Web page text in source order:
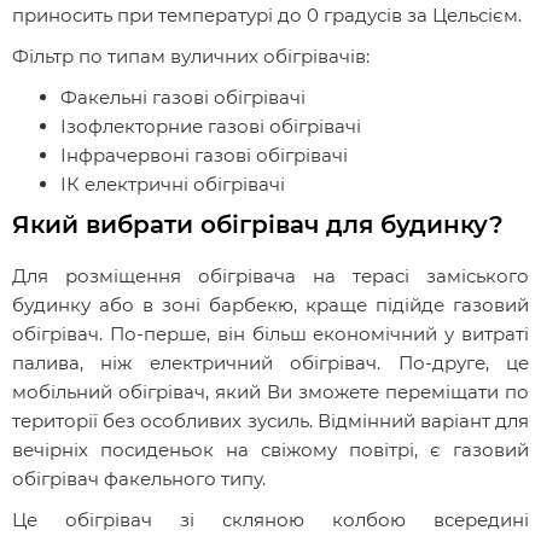
приносить при температурі до 0 градусів за Цельсієм.
Фільтр по типам вуличних обігрівачів:
Факельні газові обігрівачі
Ізофлекторние газові обігрівачі
Інфрачервоні газові обігрівачі
ІК електричні обігрівачі
Який вибрати обігрівач для будинку?
Для розміщення обігрівача на терасі заміського
будинку або в зоні барбекю, краще підійде газовий
обігрівач. По-перше, він більш економічний у витраті
палива, ніж електричний обігрівач. По-друге, це
мобільний обігрівач, який Ви зможете переміщати по
території без особливих зусиль. Відмінний варіант для
вечірніх посиденьок на свіжому повітрі, є газовий
обігрівач факельного типу.
Це обігрівач зі скляною колбою всередині